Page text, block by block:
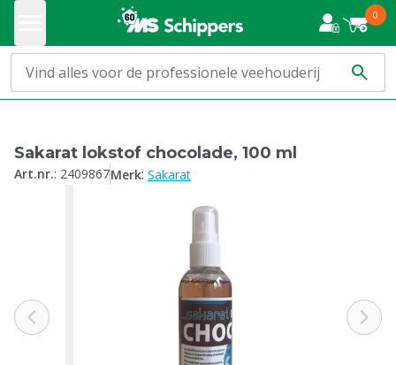
0
Sakarat lokstof chocolade, 100 ml
Art.nr.: 2409867Merk: Sakarat